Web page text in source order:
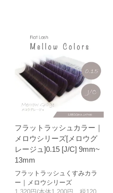
フラットラッシュカラー｜
メロウシリーズ[メロウグ
レージュ]0.15 [J/C] 9mm~
13mm
フラットラッシュくすみカラ
ー｜メロウシリーズ